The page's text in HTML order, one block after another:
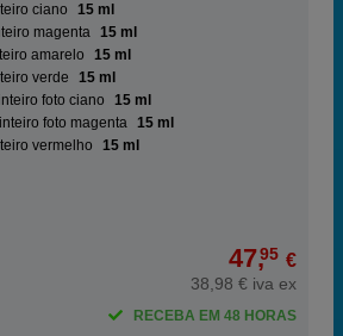
ciano
15 ml
magenta 15 ml
amarelo
15 ml
verde
15 ml
foto ciano
15 ml
foto magenta 15 ml
vermelho
15 ml
47,95 €
38,98 € iva ex
RECEBA EM 48 HORAS